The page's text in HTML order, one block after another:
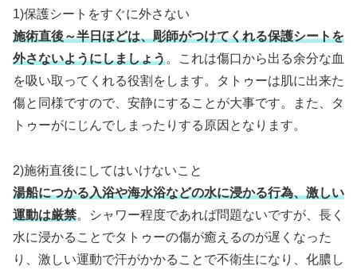
1)保護シートをすぐに外さない
施術直後～半日ほどは、彫師がつけてくれる保護シートを
外さないようにしましょう。これは傷口から出る余分な血
を吸い取ってくれる役割をします。タトゥーは肌に出来た
傷と同様ですので、安静にすることが大事です。また、タ
トゥーがにじんでしまったりする原因となります。
2)施術直後にしてはいけないこと
湯船につかる入浴や海水浴などの水に浸かる行為、激しい
運動は厳禁。シャワー程度であれば問題ないですが、長く
水に浸かることでタトゥーの傷が癒えるのが遅くなった
り、激しい運動で汗がかかることで不衛生になり、化膿し